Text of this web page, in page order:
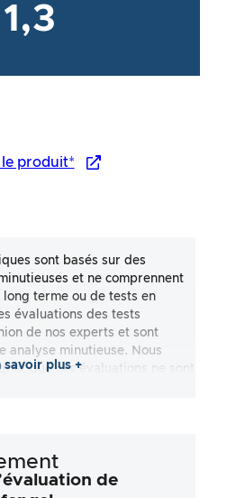
1,3
produit*
sont basés sur des
et ne comprennent
long terme ou de tests en
évaluations des tests
de nos experts et sont
analyse minutieuse. Nous
que ces évaluations ne sont
soit assumée quant à
à l’exhaustivité des résultats
important de noter que nos
savoir plus +
de